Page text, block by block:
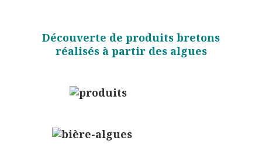
Découverte de produits bretons
réalisés à partir des algues